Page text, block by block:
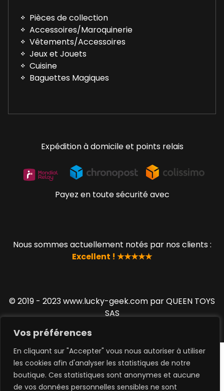
Vos préférences
En cliquant sur "Accepter" vous nous autoriser à utiliser
les cookies afin d'analyser les statistiques de notre
boutique. Ces statistiques sont anonymes et aucune
de vos données personnelles sensibles ne sont
Pièces de collection
Accessoires/Maroquinerie
Vêtements/Accessoires
Jeux et Jouets
Cuisine
Baguettes Magiques
Expédition à domicile et points relais
Payez en toute sécurité avec
Nous sommes actuellement notés par nos clients :
Excellent ! ★★★★★
© 2019 - 2023 www.lucky-geek.com par QUEEN TOYS
SAS